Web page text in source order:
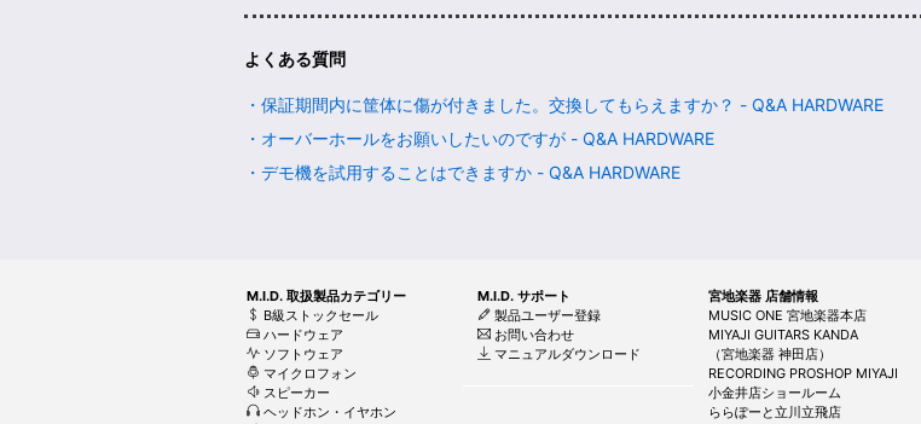
よくある質問
・保証期間内に筐体に傷が付きました。交換してもらえますか？ - Q&A HARDWARE
・オーバーホールをお願いしたいのですが - Q&A HARDWARE
・デモ機を試用することはできますか - Q&A HARDWARE
M.I.D. 取扱製品カテゴリー
B級ストックセール
ハードウェア
ソフトウェア
マイクロフォン
スピーカー
ヘッドホン・イヤホン
M.I.D. サポート
製品ユーザー登録
お問い合わせ
マニュアルダウンロード
宮地楽器 店舗情報
MUSIC ONE 宮地楽器本店
MIYAJI GUITARS KANDA
（宮地楽器 神田店）
RECORDING PROSHOP MIYAJI
小金井店ショールーム
ららぽーと立川立飛店